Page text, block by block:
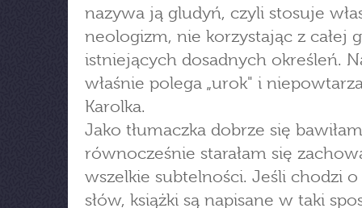
nazywa ją gludyń, czyli stosuje
neologizm, nie korzystając z całej
istniejących dosadnych określeń.
właśnie polega „urok" i
Karolka.
Jako tłumaczka dobrze się
równocześnie starałam się
wszelkie subtelności. Jeśli chodzi o
słów, książki są napisane w taki